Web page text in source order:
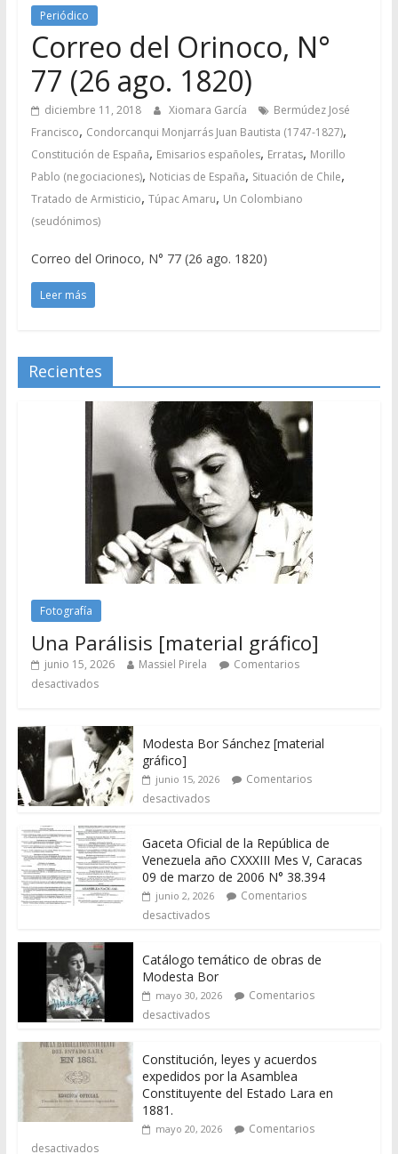
Periódico
Correo del Orinoco, N°
77 (26 ago. 1820)
diciembre 11, 2018 Xiomara García
Bermúdez José
Francisco, Condorcanqui Monjarrás Juan Bautista (1747-1827),
Constitución de España, Emisarios españoles, Erratas, Morillo
Pablo (negociaciones), Noticias de España, Situación de Chile,
Tratado de Armisticio, Túpac Amaru, Un Colombiano
(seudónimos)
Correo del Orinoco, N° 77 (26 ago. 1820)
Leer más
Recientes
Fotografía
Una Parálisis [material gráfico]
junio 15, 2026 Massiel Pirela
Comentarios
desactivados
Modesta Bor Sánchez [material
gráfico]
junio 15, 2026
Comentarios
desactivados
Gaceta Oficial de la República de
Venezuela año CXXXIII Mes V, Caracas
09 de marzo de 2006 N° 38.394
junio 2, 2026
Comentarios
desactivados
Catálogo temático de obras de
Modesta Bor
mayo 30, 2026
Comentarios
desactivados
Constitución, leyes y acuerdos
expedidos por la Asamblea
Constituyente del Estado Lara en
1881.
mayo 20, 2026
Comentarios
desactivados